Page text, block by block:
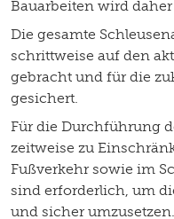
Bauarbeiten wird
Die gesamte
schrittweise auf den
gebracht und für die
gesichert.
Für die Durchführung
zeitweise zu
Fußverkehr sowie im
sind erforderlich, um
und sicher umzusetzen.